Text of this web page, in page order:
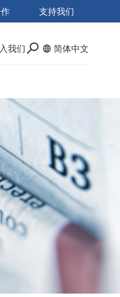
支持我们
我们 简体中文